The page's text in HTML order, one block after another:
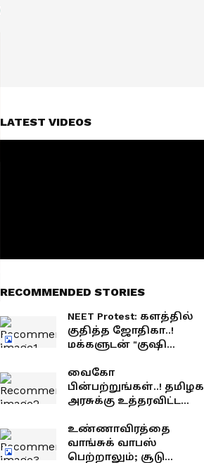
LATEST VIDEOS
RECOMMENDED STORIES
NEET Protest: களத்தில்
குதித்த ஜோதிகா..!
மக்களுடன் "குஷி
சந்தோஷப்படும் விஜய்
ரசிகர்கள்..! செம்ம
இல்ல..!
வைகோ
பின்பற்றுங்கள்..! தமிழக
அரசுக்கு உத்தரவிட்ட
நடக்குது நாட்டுல...?
உண்ணாவிரத்தை
வாங்சுக் வாபஸ்
பெற்றாலும்; சூடு